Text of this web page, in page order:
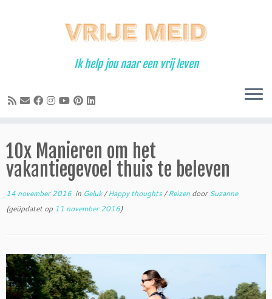
Ik help jou naar een vrij leven
10x Manieren om het
vakantiegevoel thuis te beleven
14 november 2016 in Geluk/Happy thoughts/Reizen doorSuzanne
(geüpdatet op 11 november 2016)